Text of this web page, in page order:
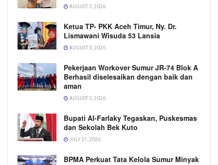
AUGUST 3, 2026
Ketua TP- PKK Aceh Timur, Ny. Dr.
Lismawani Wisuda 53 Lansia
AUGUST 3, 2026
Pekerjaan Workover Sumur JR-74 Blok A
Berhasil diselesaikan dengan baik dan
aman
AUGUST 3, 2026
Bupati Al-Farlaky Tegaskan, Puskesmas
dan Sekolah Bek Kuto
JULY 31, 2026
BPMA Perkuat Tata Kelola Sumur Minyak